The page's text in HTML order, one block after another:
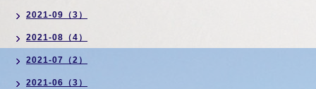
2021-09（3）
2021-08（4）
2021-07（2）
2021-06（3）